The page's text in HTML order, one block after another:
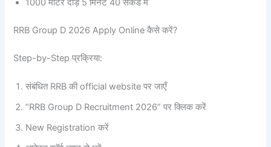
1000 मीटर दौड़ 5 मिनट 40 सेकंड में
RRB Group D 2026 Apply Online कैसे करें?
Step-by-Step प्रक्रिया:
संबंधित RRB की official website पर जाएँ
“RRB Group D Recruitment 2026” पर क्लिक करें
New Registration करें